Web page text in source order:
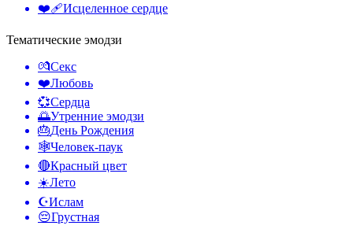
❤️‍🩹Исцеленное сердце
Тематические эмодзи
💏Секс
❤️Любовь
💞Сердца
🌅Утренние эмодзи
🎂День Рождения
🕸️Человек-паук
🔴Красный цвет
☀️Лето
☪️Ислам
😔Грустная